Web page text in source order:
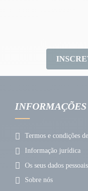
Termos e condições
Informação jurídica
Os seus dados pessoais
Sobre nós